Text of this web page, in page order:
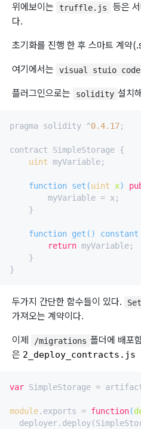
위에보이는 truffle.js
등은
다.
초기화를 진행 한 후 스마트 계약
여기에서는 visual stuio code
플러그인으로는 solidity 설치
pragma solidity ^0.4.17;
contract SimpleStorage {
uint myVariable;
function set (uint x)
        myVariable = x;
    }
function get ( ) constant
return myVariable;
    }
두가지 간단한 함수들이 있다.
가져오는 계약이다.
이제 /migrations 폴더에 배포
은 2_deploy_contracts.js
var SimpleStorage =
module.exports = function(